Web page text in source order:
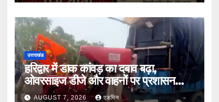
उत्तराखंड
हरिद्वार में डाक कांवड़ का दबाव बढ़ा,
ओवरसाइज डीजे और वाहनों पर प्रशासन
सख्तAUGUST 7, 2026 एडमिन